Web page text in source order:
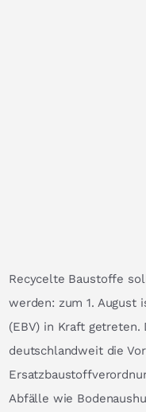
Recycelte Baustoffe
werden: zum 1. August
(EBV) in Kraft
deutschlandweit die
Abfälle wie